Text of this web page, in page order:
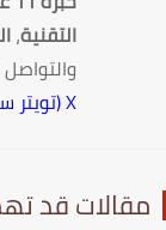
التقنية،
قد